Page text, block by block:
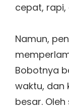
cepat, rapi,
Namun,
Bobotnya
waktu, dan
besar.